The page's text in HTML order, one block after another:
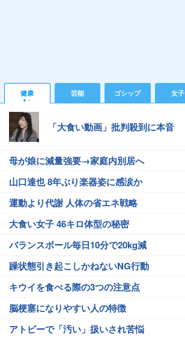
健康 芸能 ゴシップ 女子
「大食い動画」批判殺到に本音
母が娘に減量強要→家庭内別居へ
山口達也 8年ぶり楽器姿に感涙か
運動より代謝 人体の省エネ戦略
大食い女子 46キロ体型の秘密
バランスボール毎日10分で20kg減
躁状態引き起こしかねないNG行動
キウイを食べる際の3つの注意点
脳梗塞になりやすい人の特徴
アトピーで「汚い」扱いされ苦悩